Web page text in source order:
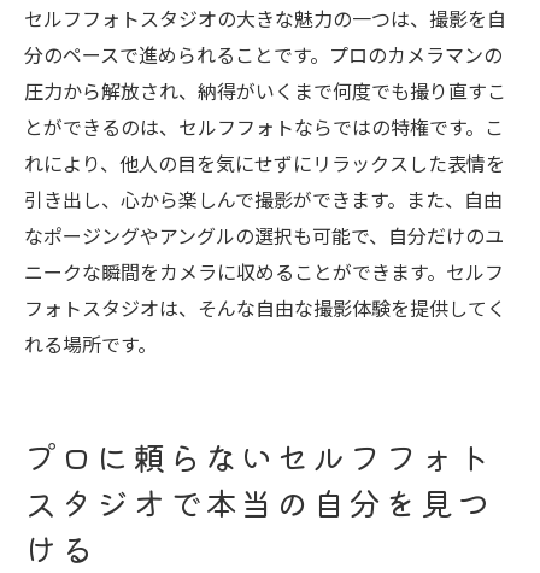
用する
セルフフォトスタジオの大きな魅力の一つは、撮影を自
分のペースで進められることです。プロのカメラマンの
圧力から解放され、納得がいくまで何度でも撮り直すこ
とができるのは、セルフフォトならではの特権です。こ
れにより、他人の目を気にせずにリラックスした表情を
引き出し、心から楽しんで撮影ができます。また、自由
なポージングやアングルの選択も可能で、自分だけのユ
ニークな瞬間をカメラに収めることができます。セルフ
フォトスタジオは、そんな自由な撮影体験を提供してく
れる場所です。
プロに頼らないセルフフォト
スタジオで本当の自分を見つ
ける